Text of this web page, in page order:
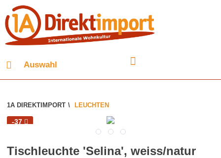
Auswahl
1A DIREKTIMPORT \ LEUCHTEN
-37
Tischleuchte 'Selina', weiss/natur